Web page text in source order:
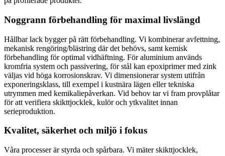
Noggrann förbehandling för maximal livslängd
Hållbar lack bygger på rätt förbehandling. Vi kombinerar avfettning,
mekanisk rengöring/blästring där det behövs, samt kemisk
förbehandling för optimal vidhäftning. För aluminium används
kromfria system och passivering, för stål kan epoxiprimer med zink
väljas vid höga korrosionskrav. Vi dimensionerar system utifrån
exponeringsklass, till exempel i kustnära lägen eller tekniska
utrymmen med kemikaliepåverkan. Vid behov tar vi fram provplåtar
för att verifiera skikttjocklek, kulör och ytkvalitet innan
serieproduktion.
Kvalitet, säkerhet och miljö i fokus
Våra processer är styrda och spårbara. Vi mäter skikttjocklek,